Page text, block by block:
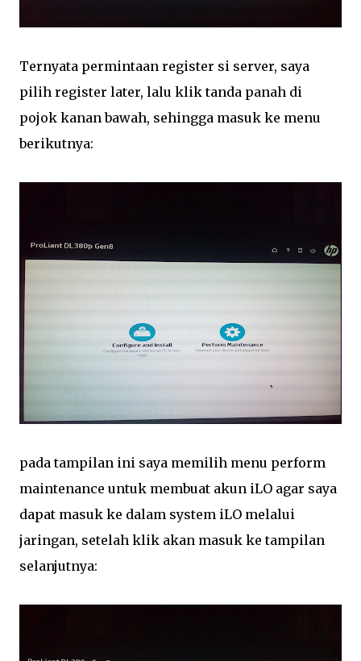
Ternyata permintaan register si server, saya
pilih register later, lalu klik tanda panah di
pojok kanan bawah, sehingga masuk ke menu
berikutnya:
pada tampilan ini saya memilih menu perform
maintenance untuk membuat akun iLO agar saya
dapat masuk ke dalam system iLO melalui
jaringan, setelah klik akan masuk ke tampilan
selanjutnya: